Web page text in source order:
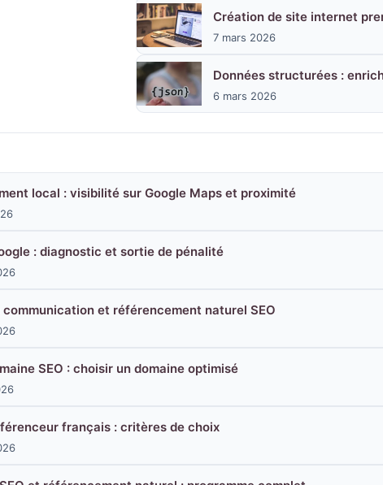
Création de site internet
7 mars 2026
Données structurées :
6 mars 2026
local : visibilité sur Google Maps et proximité
: diagnostic et sortie de pénalité
communication et référencement naturel SEO
SEO : choisir un domaine optimisé
français : critères de choix